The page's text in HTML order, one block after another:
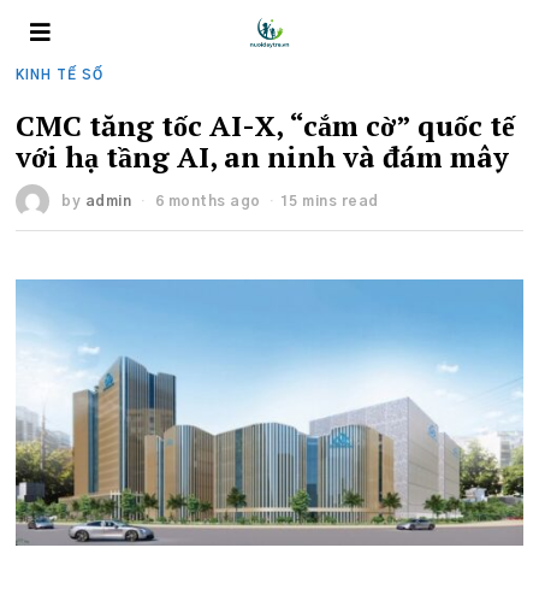
KINH TẾ SỐ
CMC tăng tốc AI-X, “cắm cờ” quốc tế
với hạ tầng AI, an ninh và đám mây
by admin 6 months ago 15 mins read